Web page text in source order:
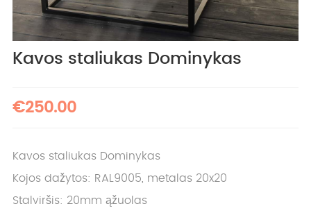
Kavos staliukas Dominykas
€250.00
Kavos staliukas Dominykas
Kojos dažytos: RAL9005, metalas 20x20
Stalviršis: 20mm ąžuolas